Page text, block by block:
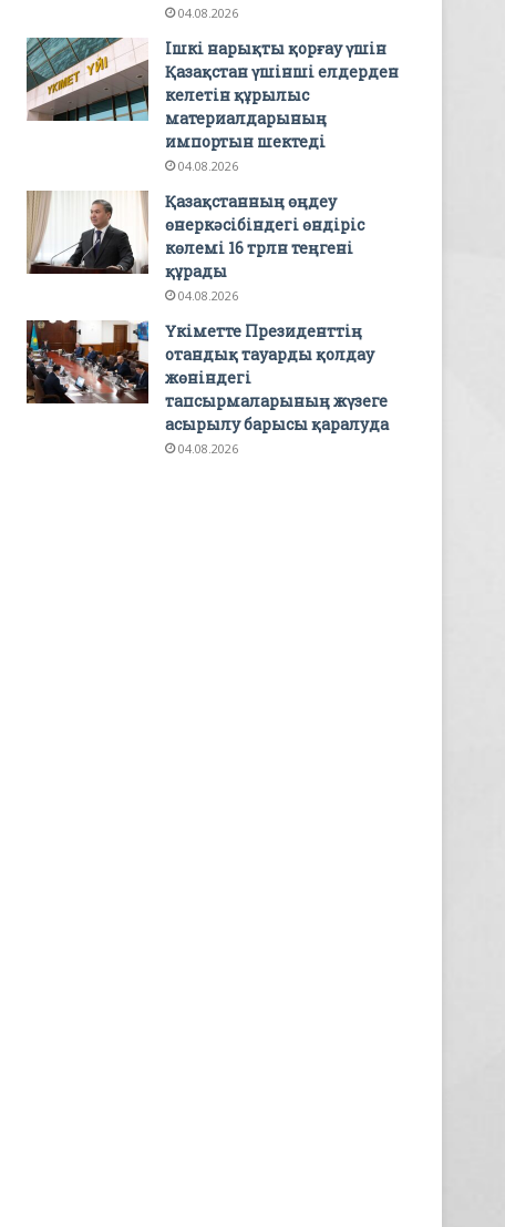
04.08.2026
Ішкі нарықты қорғау үшін
Қазақстан үшінші елдерден
келетін құрылыс
материалдарының
импортын шектеді
04.08.2026
Қазақстанның өңдеу
өнеркәсібіндегі өндіріс
көлемі 16 трлн теңгені
құрады
04.08.2026
Үкіметте Президенттің
отандық тауарды қолдау
жөніндегі
тапсырмаларының жүзеге
асырылу барысы қаралуда
04.08.2026